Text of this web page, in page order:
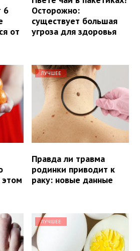
6
от
Осторожно:
существует большая
угроза для здоровья
этом
ЛУЧШЕЕ
Правда ли травма
родинки приводит к
раку: новые данные
ЛУЧШЕЕ